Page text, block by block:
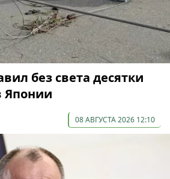
без света десятки
Японии
08 АВГУСТА 2026 12:10